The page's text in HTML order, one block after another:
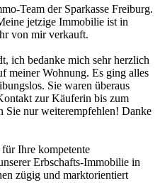
Team der Sparkasse Freiburg.
jetzige Immobilie ist in
von mir verkauft.
ich bedanke mich sehr herzlich
meiner Wohnung. Es ging alles
Sie waren überaus
zur Käuferin bis zum
Sie nur weiterempfehlen! Danke
Ihre kompetente
Erbschafts-Immobilie in
zügig und marktorientiert